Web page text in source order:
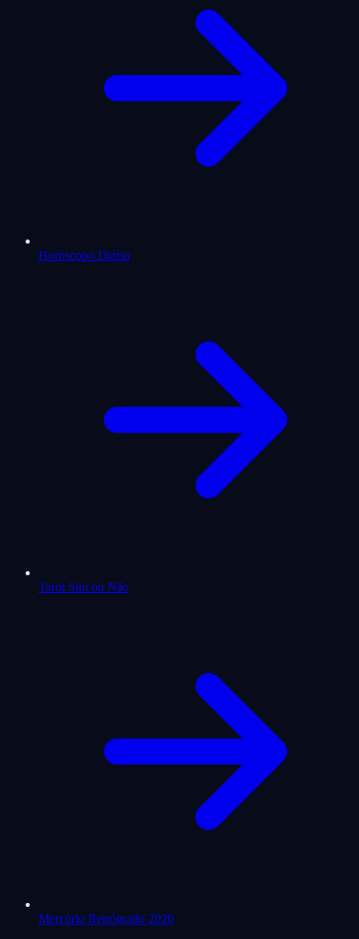
Horóscopo Diário
Tarot Sim ou Não
Mercúrio Retrógrado 2026